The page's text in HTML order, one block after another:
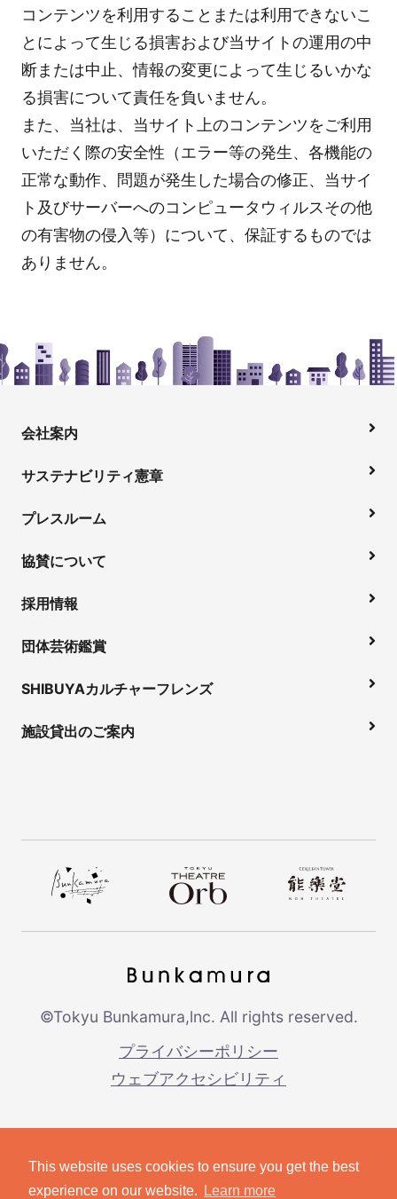
This website uses cookies to ensure you get the best
experience on our website.
Learn more
コンテンツを利用することまたは利用できないこ
とによって生じる損害および当サイトの運用の中
断または中止、情報の変更によって生じるいかな
る損害について責任を負いません。
また、当社は、当サイト上のコンテンツをご利用
いただく際の安全性（エラー等の発生、各機能の
正常な動作、問題が発生した場合の修正、当サイ
ト及びサーバーへのコンピュータウィルスその他
の有害物の侵入等）について、保証するものでは
ありません。
会社案内
サステナビリティ憲章
プレスルーム
協賛について
採用情報
団体芸術鑑賞
SHIBUYAカルチャーフレンズ
施設貸出のご案内
©Tokyu Bunkamura,lnc. All rights reserved.
プライバシーポリシー
ウェブアクセシビリティ